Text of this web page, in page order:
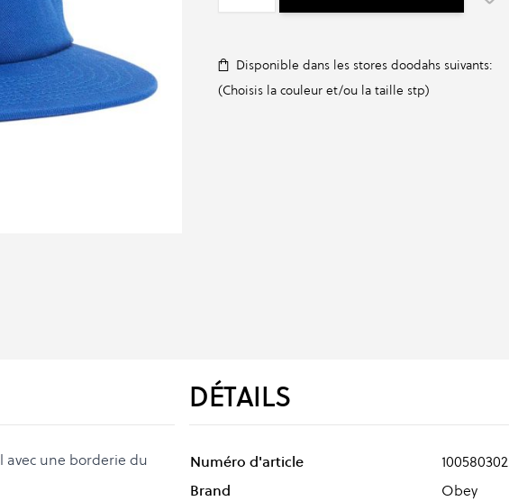
Disponible dans les stores doodahs suivants:
(Choisis la couleur et/ou la taille stp)
avec une borderie du
DÉTAILS
Numéro d'article
100580302
Brand
Obey